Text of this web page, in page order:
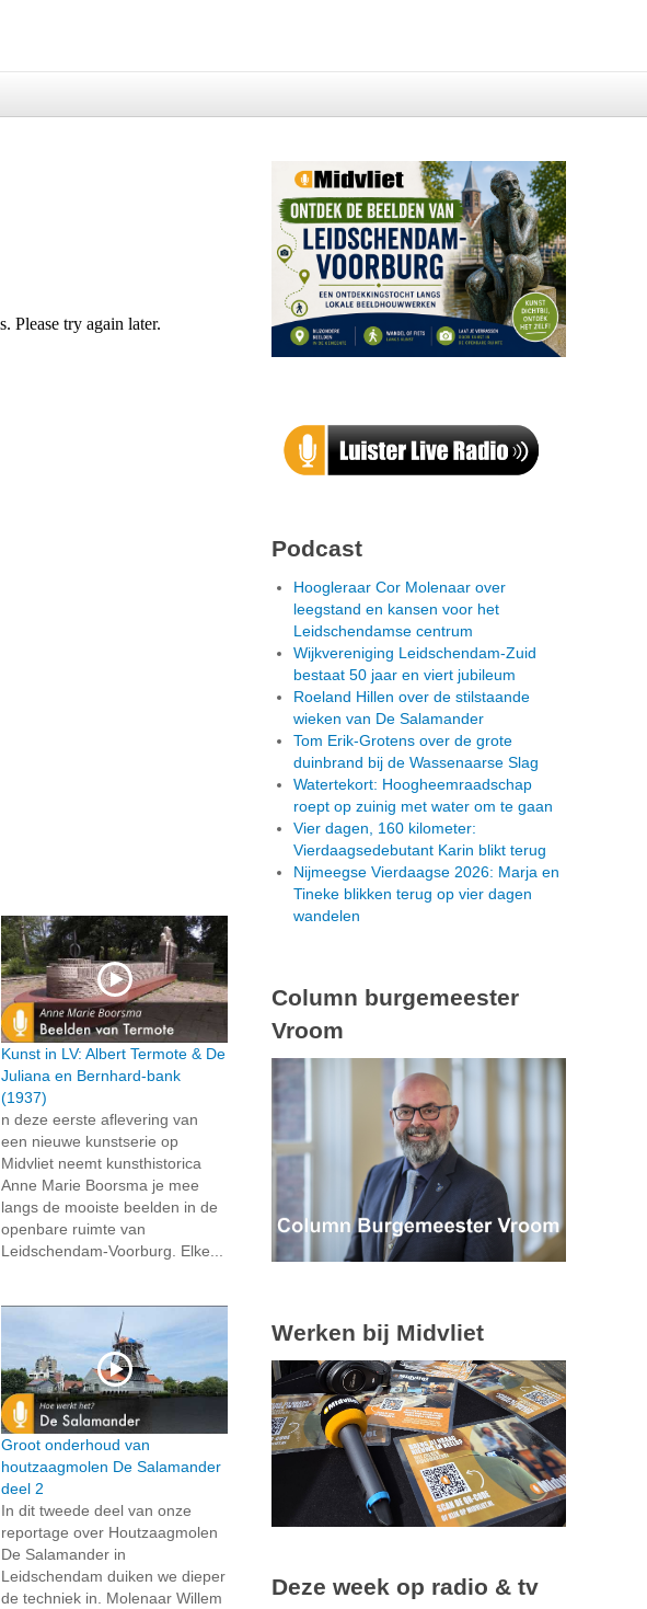
Kunst in LV: Albert Termote & De
Juliana en Bernhard-bank
(1937)
n deze eerste aflevering van
een nieuwe kunstserie op
Midvliet neemt kunsthistorica
Anne Marie Boorsma je mee
langs de mooiste beelden in de
openbare ruimte van
Leidschendam-Voorburg. Elke...
Groot onderhoud van
houtzaagmolen De Salamander
deel 2
In dit tweede deel van onze
reportage over Houtzaagmolen
De Salamander in
Leidschendam duiken we dieper
de techniek in. Molenaar Willem
Podcast
Hoogleraar Cor Molenaar over
leegstand en kansen voor het
Leidschendamse centrum
Wijkvereniging Leidschendam-Zuid
bestaat 50 jaar en viert jubileum
Roeland Hillen over de stilstaande
wieken van De Salamander
Tom Erik-Grotens over de grote
duinbrand bij de Wassenaarse Slag
Watertekort: Hoogheemraadschap
roept op zuinig met water om te gaan
Vier dagen, 160 kilometer:
Vierdaagsedebutant Karin blikt terug
Nijmeegse Vierdaagse 2026: Marja en
Tineke blikken terug op vier dagen
wandelen
Column burgemeester
Vroom
Werken bij Midvliet
Deze week op radio & tv